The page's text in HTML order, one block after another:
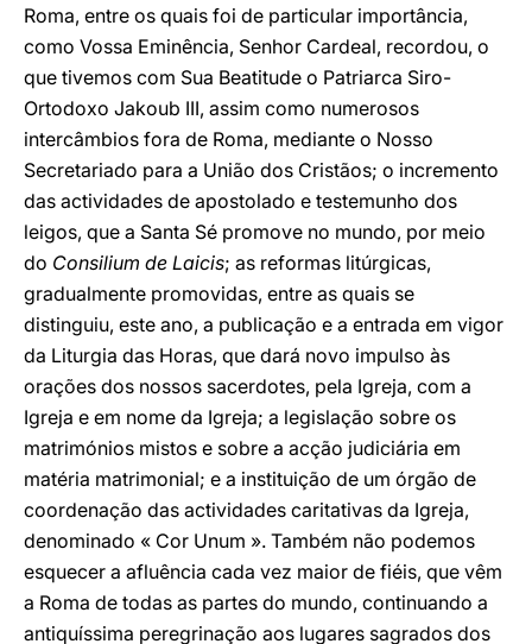
Roma, entre os quais foi de particular importância,
como Vossa Eminência, Senhor Cardeal, recordou, o
que tivemos com Sua Beatitude o Patriarca Siro-
Ortodoxo Jakoub III, assim como numerosos
intercâmbios fora de Roma, mediante o Nosso
Secretariado para a União dos Cristãos; o incremento
das actividades de apostolado e testemunho dos
leigos, que a Santa Sé promove no mundo, por meio
do Consilium de Laicis; as reformas litúrgicas,
gradualmente promovidas, entre as quais se
distinguiu, este ano, a publicação e a entrada em vigor
da Liturgia das Horas, que dará novo impulso às
orações dos nossos sacerdotes, pela Igreja, com a
Igreja e em nome da Igreja; a legislação sobre os
matrimónios mistos e sobre a acção judiciária em
matéria matrimonial; e a instituição de um órgão de
coordenação das actividades caritativas da Igreja,
denominado « Cor Unum ». Também não podemos
esquecer a afluência cada vez maior de fiéis, que vêm
a Roma de todas as partes do mundo, continuando a
antiquíssima peregrinação aos lugares sagrados dos